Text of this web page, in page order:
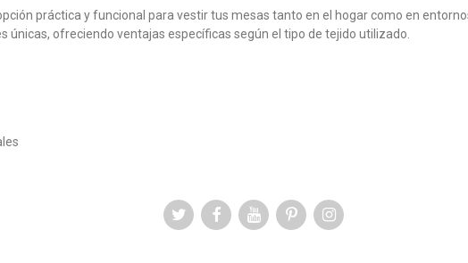
práctica y funcional para vestir tus mesas tanto en el hogar como en
únicas, ofreciendo ventajas específicas según el tipo de tejido utilizado.